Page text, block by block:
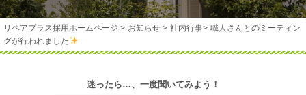
リペアプラス採用ホームページ > お知らせ > 社内行事> 職人さんとのミーティン
グが行われました
迷ったら…、一度聞いてみよう！